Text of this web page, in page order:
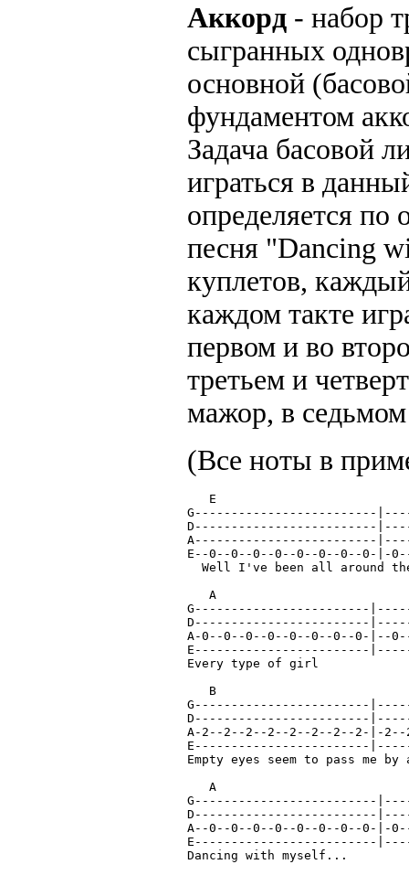
Аккорд - набор
сыгранных
основной
фундаментом
Задача басовой
играться в
определяется
песня "Dancing
куплетов,
каждом такте
первом и во
третьем и
мажор, в
(Все ноты в
   E
G-------------------------
D-------------------------
A-------------------------
E--0--0--0--0--0--0--0--0-|-
Well I've been all around
   A
G------------------------
D------------------------
A-0--0--0--0--0--0--0--0-|--
E------------------------
Every type of girl
   B
G------------------------
D------------------------
A-2--2--2--2--2--2--2--2-|-
E------------------------
Empty eyes seem to pass me by
G-------------------------
D-------------------------
A--0--0--0--0--0--0--0--0-|-
E-------------------------
Dancing with myself...